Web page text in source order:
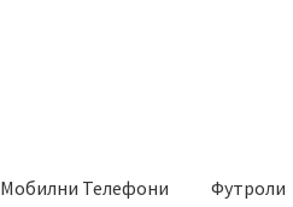
Мобилни Телефони Футроли